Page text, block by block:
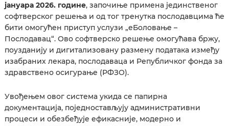
јануара 2026. године, започиње примена јединственог
софтверског решења и од тог тренутка послодавцима ће
бити омогућен приступ услузи „еБоловање –
Послодавац“. Ово софтверско решење омогућава бржу,
поузданију и дигитализовану размену података између
изабраних лекара, послодаваца и Републичког фонда за
здравствено осигурање (РФЗО).
Увођењем овог система укида се папирна
документација, поједностављују административни
процеси и обезбеђује ефикасније, модерно и